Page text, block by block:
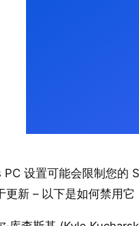
设置可能会限制您的
更新 – 以下是如何禁用它